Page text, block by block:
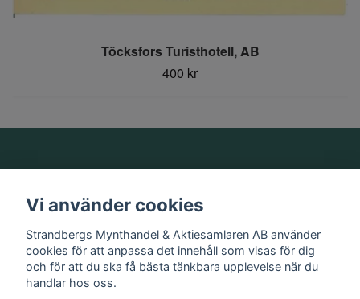
Töcksfors Turisthotell, AB
400 kr
Information
Sociala medier
Vi använder cookies
Strandbergs Mynthandel & Aktiesamlaren AB använder
cookies för att anpassa det innehåll som visas för dig
och för att du ska få bästa tänkbara upplevelse när du
handlar hos oss.